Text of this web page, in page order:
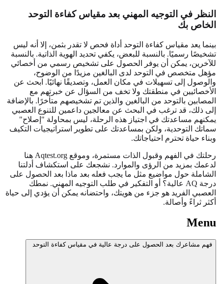
النظر في التوجيه المهني بعد مقياس كفاءة التوحد
الخاص بك
بينما يعد مقياس كفاءة التوحد أداة فحص لا تقدر بثمن، إلا أنه ليس
تشخيصًا رسميًا. بالنسبة للبعض، يكفي تحديد الهوية الذاتية. بالنسبة
للآخرين، يمكن أن يوفر الحصول على تشخيص رسمي من أخصائي
مؤهل متخصص في التوحد لدى البالغين مزيدًا من الوضوح،
والوصول إلى تسهيلات في مكان العمل، وتصديقًا نهائيًا. ابحث عن
الأخصائيين في منطقتك ولا تخف من السؤال عن خبرتهم مع
المصابين بالتوحد من البالغين والذين تم تشخيصهم متأخرًا. بالإضافة
إلى ذلك، قد ترغب في البحث عن معالجين داعمين للتنوع العصبي
يمكنهم مساعدتك في اجتياز هذه الرحلة، ليس بمحاولة "إصلاح"
سماتك التوحدية، ولكن بمساعدتك على تطوير استراتيجيات التكيف
وبناء حياة تحترم احتياجاتك.
رحلتك في الفهم وقبول الذات مستمرة، وموقع Aqtest.org هنا
لدعمك بمزيد من الرؤى والموارد. نشجعك على استكشاف أدلتنا
الشاملة حول مواضيع مثل ما يجب فعله بعد ماذا بعد الحصول على
درجة AQ عالية؟
أو التفكير في طلب التوجيه المهني. نمطك
العصبي الفريد هو جزء من هويتك، واحتضانه يمكن أن يؤدي إلى حياة
أكثر ثراءً وأصالة.
Menu
فهم مشاعرك بعد الحصول على درجة عالية في مقياس كفاءة التوحد